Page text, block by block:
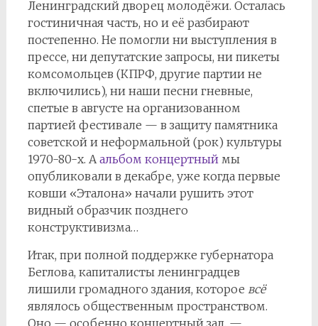
Ленинградский дворец молодёжи. Осталась
гостиничная часть, но и её разбирают
постепенно. Не помогли ни выступления в
прессе, ни депутатские запросы, ни пикеты
комсомольцев (КПРФ, другие партии не
включились), ни наши песни гневные,
спетые в августе на организованном
партией фестивале — в защиту памятника
советской и неформальной (рок) культуры
1970-80-х. Аальбом концертныймы
опубликовали в декабре, уже когда первые
ковши «Эталона» начали рушить этот
видный образчик позднего
конструктивизма…
Итак, при полной поддержке губернатора
Беглова, капиталисты ленинградцев
лишили громадного здания, которое всё
являлось общественным пространством.
Оно — особенно концертный зал, —